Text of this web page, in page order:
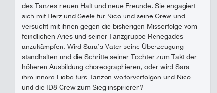
des Tanzes neuen Halt und neue Freunde. Sie engagiert
sich mit Herz und Seele für Nico und seine Crew und
versucht mit ihnen gegen die bisherigen Misserfolge vom
feindlichen Aries und seiner Tanzgruppe Renegades
anzukämpfen. Wird Sara’s Vater seine Überzeugung
standhalten und die Schritte seiner Tochter zum Takt der
höheren Ausbildung choreographieren, oder wird Sara
ihre innere Liebe fürs Tanzen weiterverfolgen und Nico
und die ID8 Crew zum Sieg inspirieren?